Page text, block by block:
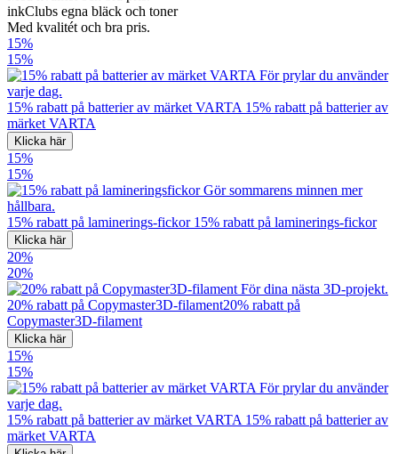
inkClubs egna bläck och toner
Med kvalitét och bra pris.
15%
15%
15% rabatt på batterier av märket VARTA 15% rabatt på batterier av
märket VARTA
Klicka här
15%
15%
15% rabatt på laminerings-fickor 15% rabatt på laminerings-fickor
Klicka här
20%
20%
20% rabatt på Copymaster3D-filament20% rabatt på
Copymaster3D-filament
Klicka här
15%
15%
15% rabatt på batterier av märket VARTA 15% rabatt på batterier av
märket VARTA